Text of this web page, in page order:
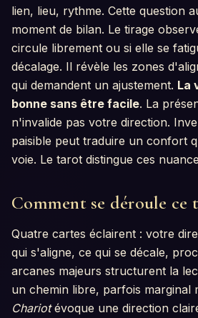
lien, lieu, rythme. Cette question
moment de bilan. Le tirage
circule librement ou si elle se
décalage. Il révèle les zones
qui demandent un ajustement. La
bonne sans être facile. La
n'invalide pas votre direction.
paisible peut traduire un confort
voie. Le tarot distingue ces
Comment se déroule ce
Quatre cartes éclairent : votre
qui s'aligne, ce qui se décale,
arcanes majeurs structurent la
un chemin libre, parfois marginal
Chariotévoque une direction